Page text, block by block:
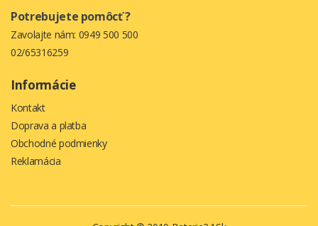
Potrebujete pomôcť ?
Zavolajte nám: 0949 500 500
02/65316259
Informácie
Kontakt
Doprava a platba
Obchodné podmienky
Reklamácia